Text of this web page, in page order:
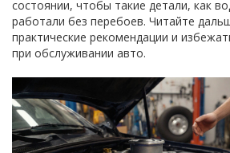
состоянии, чтобы такие детали, как
работали без перебоев. Читайте
практические рекомендации и
при обслуживании авто.